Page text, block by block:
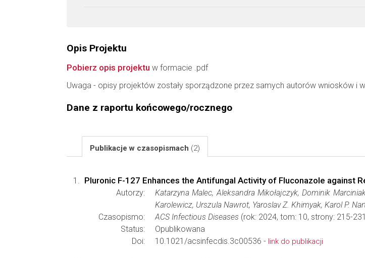
Opis Projektu
Pobierz opis projektu w formacie .pdf
Uwaga - opisy projektów zostały sporządzone przez samych autorów wniosków i
Dane z raportu końcowego/rocznego
Publikacje w czasopismach (2)
Pluronic F-127 Enhances the Antifungal Activity of Fluconazole against
Autorzy:
Katarzyna Malec, Aleksandra Mikołajczyk, Dominik
Karolewicz, Urszula Nawrot, Yaroslav Z. Khimyak, Karol P.
Czasopismo:
ACS Infectious Diseases (rok: 2024, tom: 10, strony: 215-
Status:
Opublikowana
Doi:
10.1021/acsinfecdis.3c00536 - link do publikacji